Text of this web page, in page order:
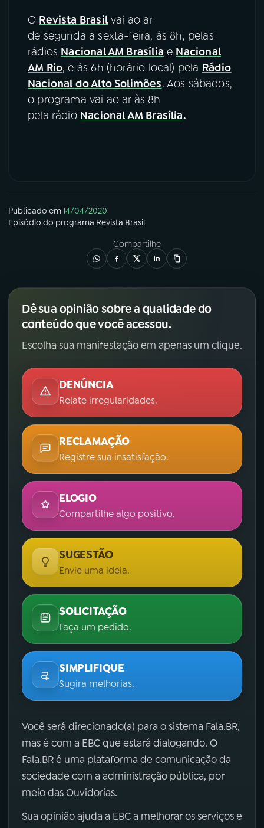
O Revista Brasilvai ao ar
de segunda a sexta-feira, às 8h, pelas
rádios Nacional AM Brasília e Nacional
AM Rio, e às 6h (horário local) pela Rádio
Nacional do Alto Solimões. Aos sábados,
o programa vai ao ar às 8h
pela rádio Nacional AM Brasília.
Publicado em14/04/2020
Episódio do programa Revista Brasil
Compartilhe
Dê sua opinião sobre a qualidade do
conteúdo que você acessou.
Escolha sua manifestação em apenas um clique.
DENÚNCIA
Relate irregularidades.
RECLAMAÇÃO
Registre sua insatisfação.
ELOGIO
Compartilhe algo positivo.
SUGESTÃO
Envie uma ideia.
SOLICITAÇÃO
Faça um pedido.
SIMPLIFIQUE
Sugira melhorias.
Você será direcionado(a) para o sistema Fala.BR,
mas é com a EBC que estará dialogando. O
Fala.BR é uma plataforma de comunicação da
sociedade com a administração pública, por
meio das Ouvidorias.
Sua opinião ajuda a EBC a melhorar os serviços e